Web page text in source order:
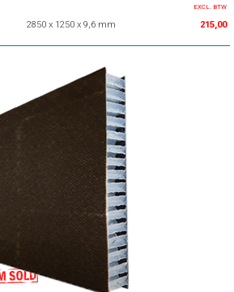
EXCL. BTW
2850 x 1250 x 9,6 mm 215,00